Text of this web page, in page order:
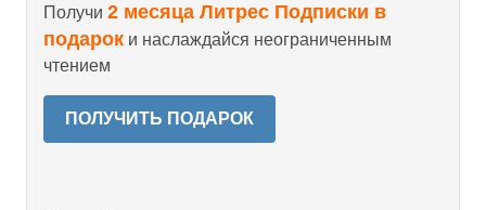
Получи 2 месяца Литрес Подписки в
подарок и наслаждайся неограниченным
чтением
ПОЛУЧИТЬ ПОДАРОК